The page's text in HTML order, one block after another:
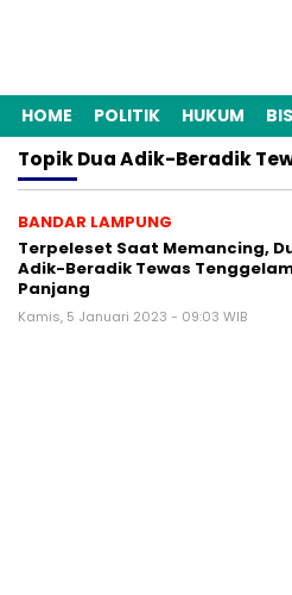
HOME POLITIK HUKUM
TopikDua Adik-Beradik
BANDAR LAMPUNG
Terpeleset Saat Memancing,
Adik-Beradik Tewas
Panjang
Kamis, 5 Januari 2023 - 09:03 WIB